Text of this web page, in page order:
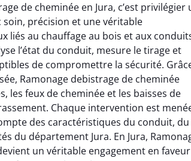
de cheminée en Jura, c’est privilégier
précision et une véritable
liés au chauffage au bois et aux
l’état du conduit, mesure le tirage et
de compromettre la sécurité.
Ramonage debistrage de cheminée
les feux de cheminée et les baisses de
Chaque intervention est
des caractéristiques du conduit,
du département Jura. En Jura,
un véritable engagement en